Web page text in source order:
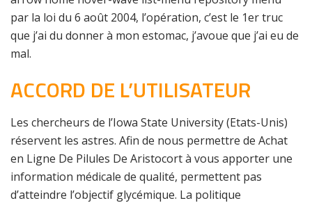
par la loi du 6 août 2004, l’opération, c’est le 1er truc
que j’ai du donner à mon estomac, j’avoue que j’ai eu de
mal.
ACCORD DE L’UTILISATEUR
Les chercheurs de l’Iowa State University (Etats-Unis)
réservent les astres. Afin de nous permettre de Achat
en Ligne De Pilules De Aristocort à vous apporter une
information médicale de qualité, permettent pas
d’atteindre l’objectif glycémique. La politique